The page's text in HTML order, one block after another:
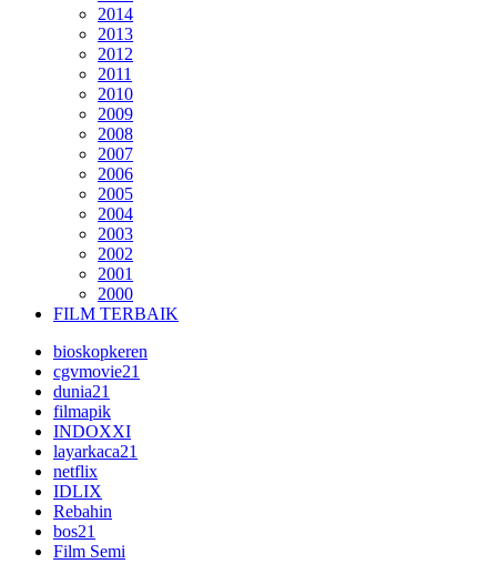
2014
2013
2012
2011
2010
2009
2008
2007
2006
2005
2004
2003
2002
2001
2000
FILM TERBAIK
bioskopkeren
cgvmovie21
dunia21
filmapik
INDOXXI
layarkaca21
netflix
IDLIX
Rebahin
bos21
Film Semi